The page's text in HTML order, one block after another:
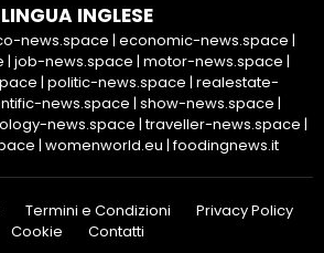
LINGUA INGLESE
news.space | economic-news.space |
| job-news.space | motor-news.space |
| politic-news.space | realestate-
news.space | show-news.space |
news.space |traveller-news.space |
| womenworld.eu |foodingnews.it
Termini e Condizioni
Privacy Policy
Cookie
Contatti